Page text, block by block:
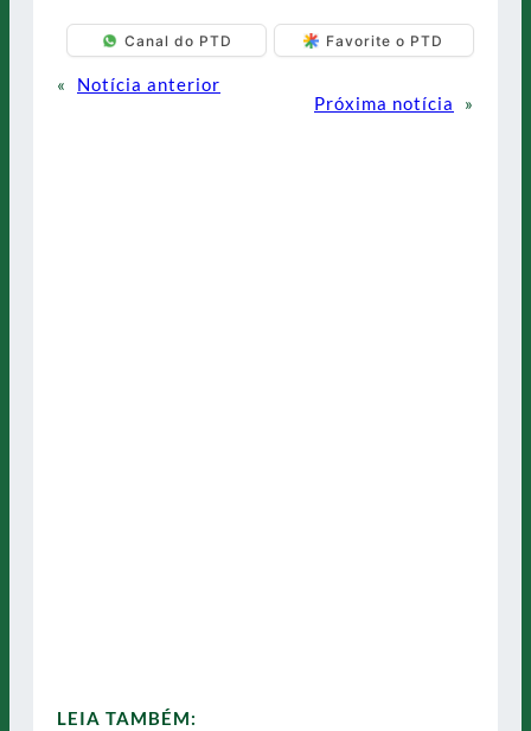
Canal do PTD Favorite o PTD
«
Notícia anterior
Próxima notícia
»
LEIA TAMBÉM: